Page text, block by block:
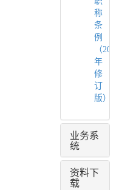
称
条
例
（2022
年
修
订
版）
业务系
统
资料下
载